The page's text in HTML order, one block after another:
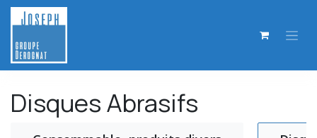
Se rendre au contenu
Disques Abrasifs